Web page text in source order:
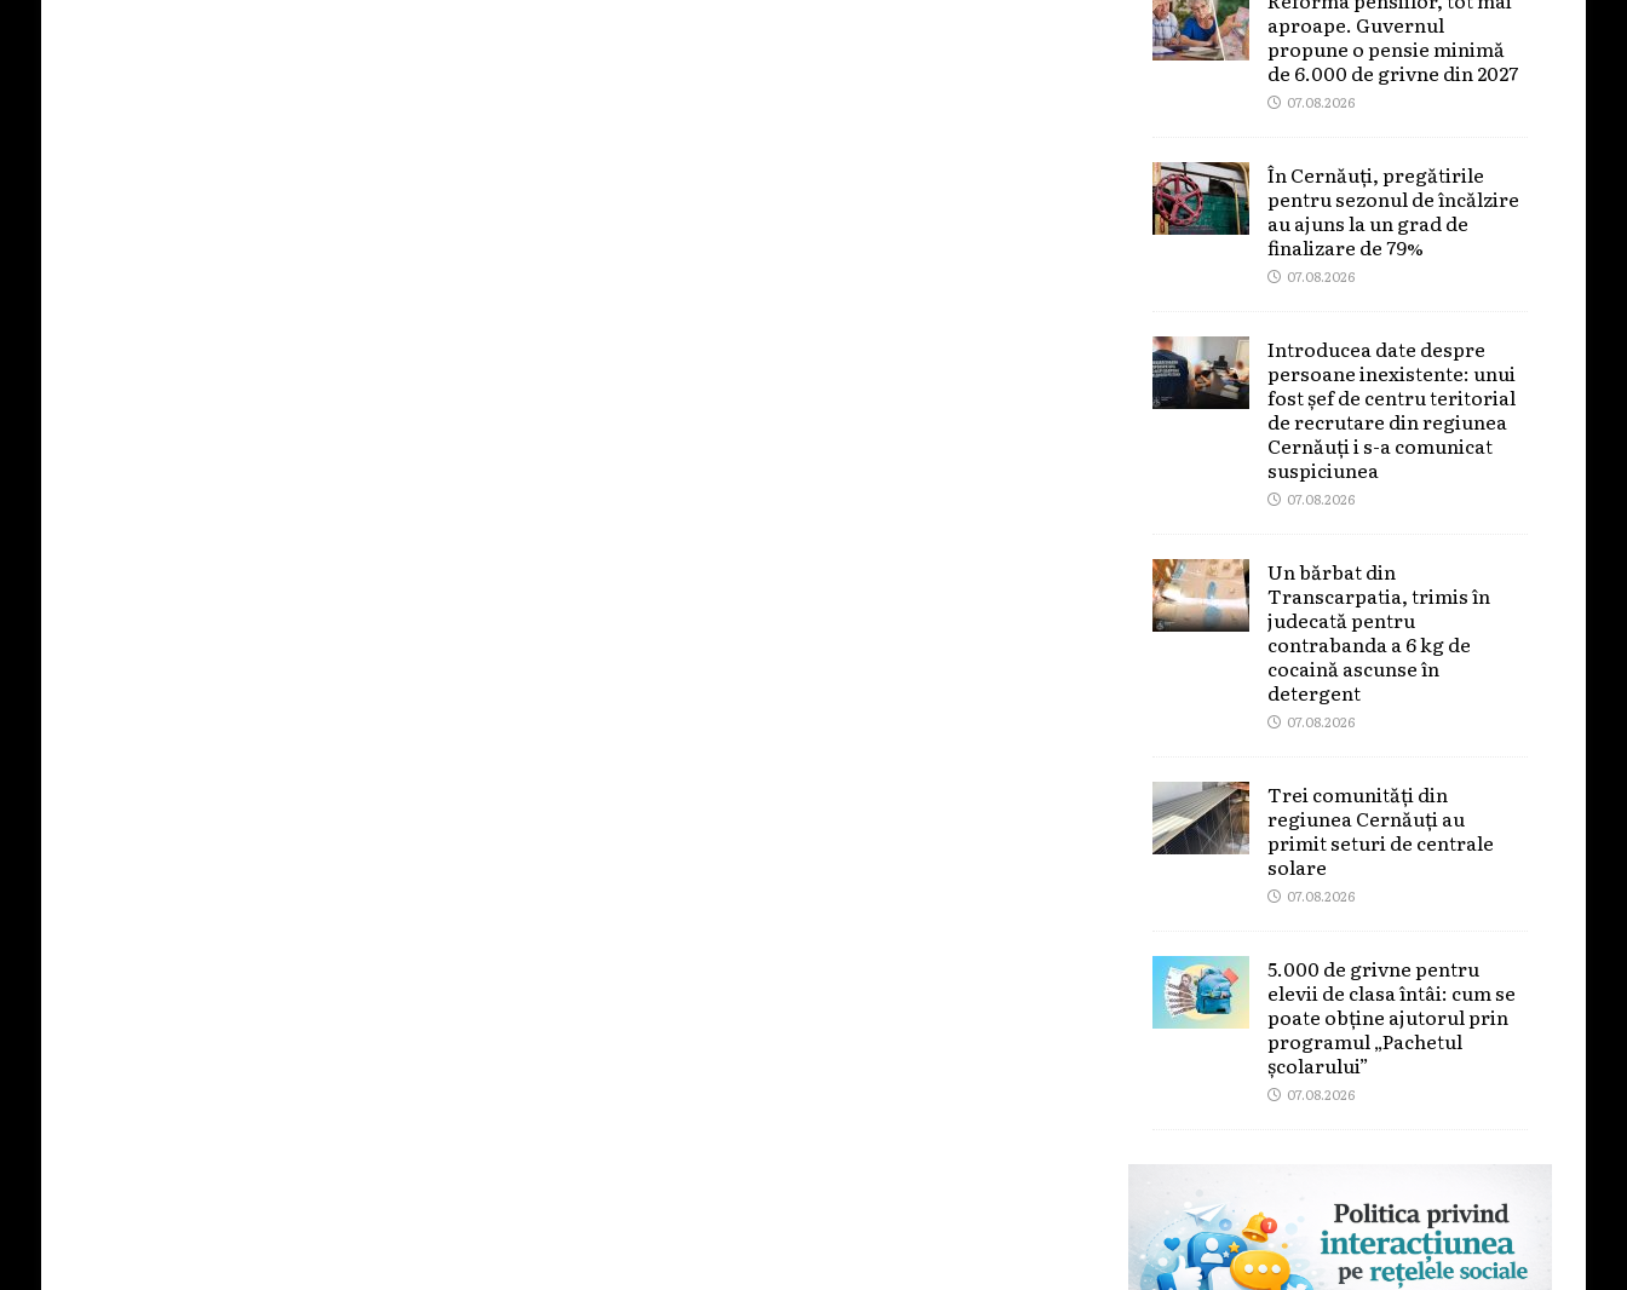
aproape. Guvernul
propune o pensie minimă
de 6.000 de grivne din 2027
07.08.2026
În Cernăuți, pregătirile
pentru sezonul de încălzire
au ajuns la un grad de
finalizare de 79%
07.08.2026
Introducea date despre
persoane inexistente: unui
fost șef de centru teritorial
de recrutare din regiunea
Cernăuți i s-a comunicat
suspiciunea
07.08.2026
Un bărbat din
Transcarpatia, trimis în
judecată pentru
contrabanda a 6 kg de
cocaină ascunse în
detergent
07.08.2026
Trei comunități din
regiunea Cernăuți au
primit seturi de centrale
solare
07.08.2026
5.000 de grivne pentru
elevii de clasa întâi: cum se
poate obține ajutorul prin
programul „Pachetul
școlarului”
07.08.2026